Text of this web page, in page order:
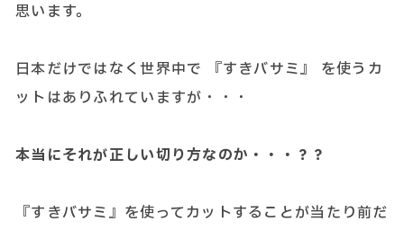
思います。
日本だけではなく世界中で 『すきバサミ』 を使うカ
ットはありふれていますが・・・
本当にそれが正しい切り方なのか・・・？？
『すきバサミ』を使ってカットすることが当たり前だ